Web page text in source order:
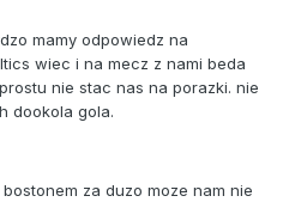
mamy odpowiedz na
wiec i na mecz z nami beda
nie stac nas na porazki. nie
dookola gola.
za duzo moze nam nie